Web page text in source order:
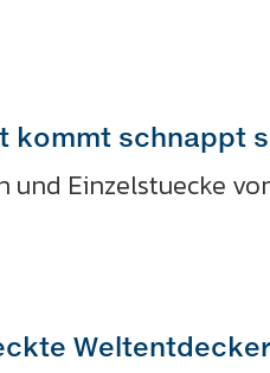
kommt schnappt
Einzelstuecke